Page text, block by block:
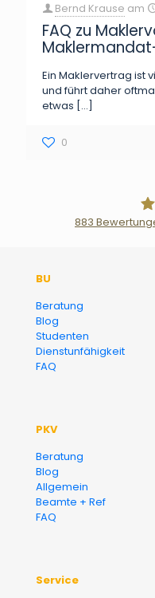
Bernd Krause am
FAQ zu
Ein Maklervertrag ist
und führt daher
etwas […]
0
883
BU
Beratung
Blog
Studenten
Dienstunfähigkeit
FAQ
PKV
Beratung
Blog
Allgemein
Beamte + Ref
FAQ
Service